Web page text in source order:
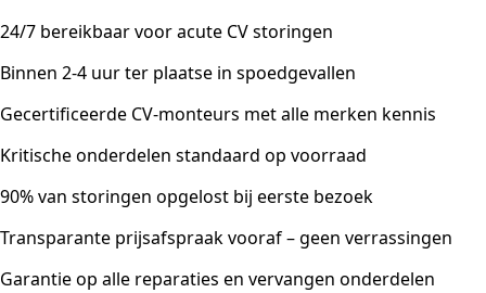
24/7 bereikbaar voor acute CV storingen
Binnen 2-4 uur ter plaatse in spoedgevallen
Gecertificeerde CV-monteurs met alle merken kennis
Kritische onderdelen standaard op voorraad
90% van storingen opgelost bij eerste bezoek
Transparante prijsafspraak vooraf – geen verrassingen
Garantie op alle reparaties en vervangen onderdelen